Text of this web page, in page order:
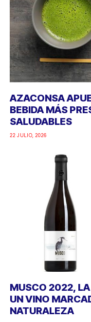
AZACONSA
BEBIDA MÁS
SALUDABLES
22 JULIO, 2026
MUSCO 2022, LA
UN VINO
NATURALEZA